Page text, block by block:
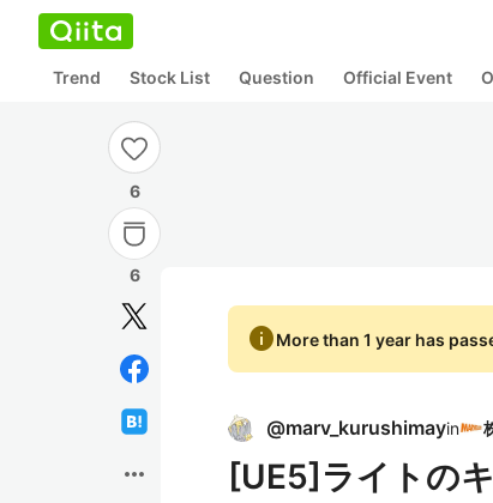
Trend Stock List Question Official Event
6
6
more_horiz
infoMore than 1 year has
@marv_kurushimayin
[UE5]ライトの